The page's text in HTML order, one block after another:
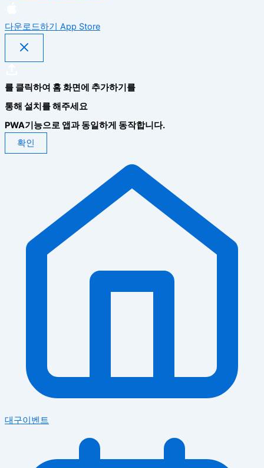
다운로드하기 App Store
를 클릭하여 홈 화면에 추가하기를
통해 설치를 해주세요
PWA기능으로 앱과 동일하게 동작합니다.
확인
대구이벤트